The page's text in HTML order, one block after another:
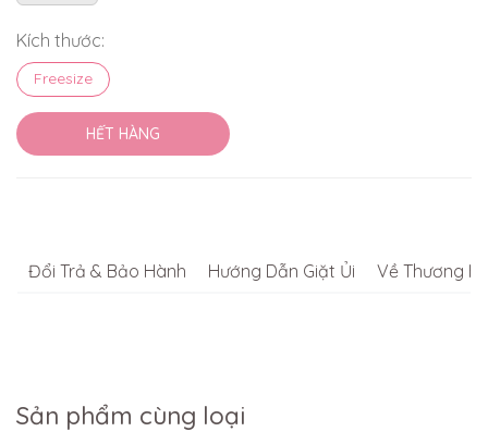
Kích thước:
Freesize
HẾT HÀNG
Đổi Trả & Bảo Hành Hướng Dẫn Giặt Ủi Về Thương
Sản phẩm cùng loại